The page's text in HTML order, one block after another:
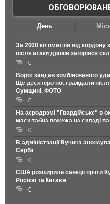
День
За 2000 кілометрів від кордону
після атаки дронів загорівся
0
Ворог завдав комбінованого
Ще десятеро постраждали
Сумщині. ФОТО
0
На аеродромі "Гвардійське" в
масштабна пожежа на складі
0
В адміністрації Вучича
Сербії
0
США розширили санкції проти
Росією та Китаєм
0